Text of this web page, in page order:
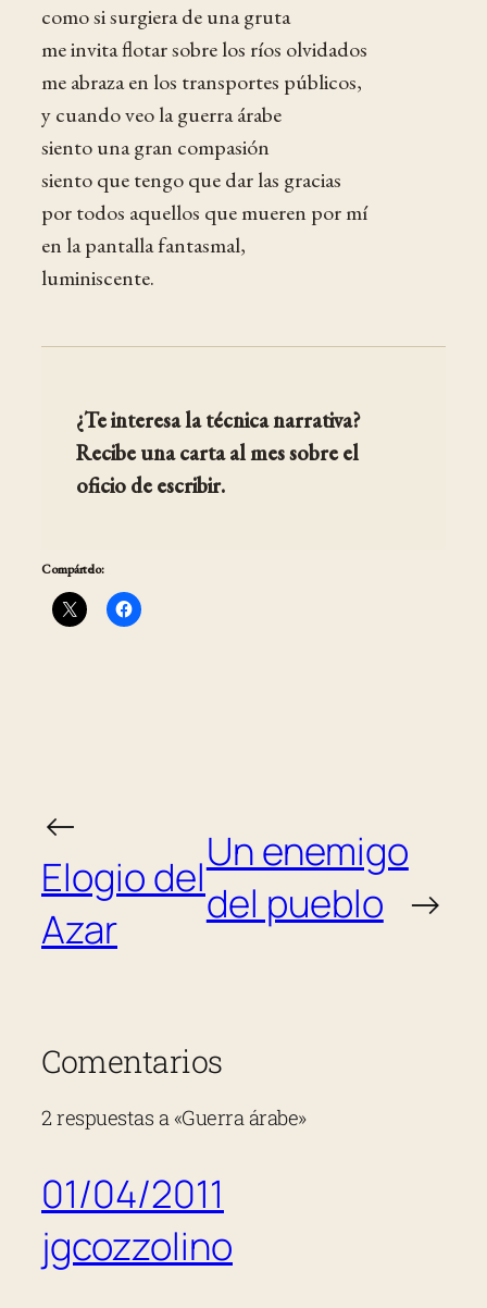
como si surgiera de una gruta
me invita flotar sobre los ríos olvidados
me abraza en los transportes públicos,
y cuando veo la guerra árabe
siento una gran compasión
siento que tengo que dar las gracias
por todos aquellos que mueren por mí
en la pantalla fantasmal,
luminiscente.
¿Te interesa la técnica narrativa?
Recibe una carta al mes sobre el
oficio de escribir.
Compártelo:
←
Elogio del
Azar
Un enemigo
del pueblo →
Comentarios
2 respuestas a «Guerra árabe»
01/04/2011
jgcozzolino